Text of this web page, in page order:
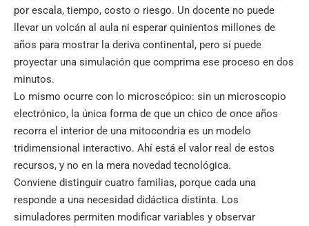
por escala, tiempo, costo o riesgo. Un docente no puede
llevar un volcán al aula ni esperar quinientos millones de
años para mostrar la deriva continental, pero sí puede
proyectar una simulación que comprima ese proceso en dos
minutos.
Lo mismo ocurre con lo microscópico: sin un microscopio
electrónico, la única forma de que un chico de once años
recorra el interior de una mitocondria es un modelo
tridimensional interactivo. Ahí está el valor real de estos
recursos, y no en la mera novedad tecnológica.
Conviene distinguir cuatro familias, porque cada una
responde a una necesidad didáctica distinta. Los
simuladores permiten modificar variables y observar